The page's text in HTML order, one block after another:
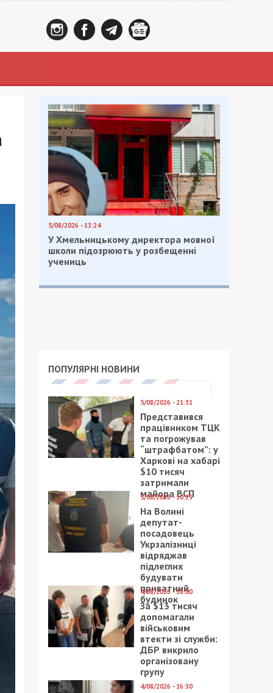
5/08/2026 - 13:24
У Хмельницькому директора мовної
школи підозрюють у розбещенні
учениць
ПОПУЛЯРНІ НОВИНИ
5/08/2026 - 21:31
Представився
працівником ТЦК
та погрожував
“штрафбатом”: у
Харкові на хабарі
$10 тисяч
затримали
майора ВСП
5/08/2026 - 10:29
На Волині
депутат-
посадовець
Укрзалізниці
відряджав
підлеглих
будувати
приватний
будинок
4/08/2026 - 18:00
За $13 тисяч
допомагали
військовим
втекти зі служби:
ДБР викрило
організовану
групу
4/08/2026 - 16:30